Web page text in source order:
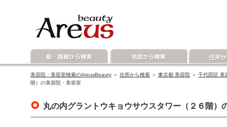
美容院・美容室検索のAreusBeauty ＞ 住所から検索 ＞ 東京都 美容院 ＞ 千代田区 美
階）の美容院・美容室
丸の内グラントウキョウサウスタワー（２６階）